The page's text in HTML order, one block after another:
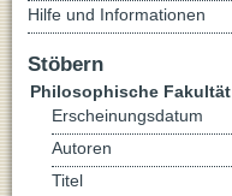
Hilfe und Informationen
Stöbern
Philosophische Fakultät
Erscheinungsdatum
Autoren
Titel